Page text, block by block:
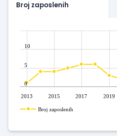
Broj zaposlenih
2013 2015 2017 2019
0
5
10
Broj zaposlenih